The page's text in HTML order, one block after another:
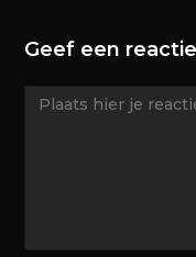
Geef een reactie